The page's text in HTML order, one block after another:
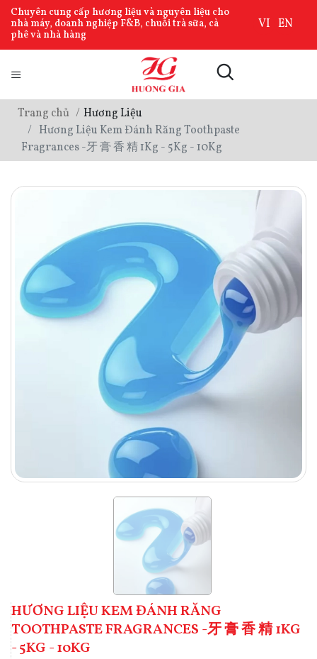
Chuyên cung cấp hương liệu và nguyên liệu cho
nhà máy, doanh nghiệp F&B, chuỗi trà sữa, cà
phê và nhà hàng
VI EN
Trang chủ
Hương Liệu
Hương Liệu Kem Đánh Răng Toothpaste
Fragrances -牙 膏 香 精 1Kg - 5Kg - 10Kg
HƯƠNG LIỆU KEM ĐÁNH RĂNG
TOOTHPASTE FRAGRANCES -牙 膏 香 精 1KG
- 5KG - 10KG